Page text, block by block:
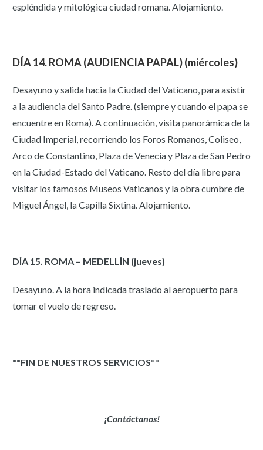
espléndida y mitológica ciudad romana. Alojamiento.
DÍA 14. ROMA (AUDIENCIA PAPAL) (miércoles)
Desayuno y salida hacia la Ciudad del Vaticano, para asistir
a la audiencia del Santo Padre. (siempre y cuando el papa se
encuentre en Roma). A continuación, visita panorámica de la
Ciudad Imperial, recorriendo los Foros Romanos, Coliseo,
Arco de Constantino, Plaza de Venecia y Plaza de San Pedro
en la Ciudad-Estado del Vaticano. Resto del día libre para
visitar los famosos Museos Vaticanos y la obra cumbre de
Miguel Ángel, la Capilla Sixtina. Alojamiento.
DÍA 15. ROMA – MEDELLÍN (jueves)
Desayuno. A la hora indicada traslado al aeropuerto para
tomar el vuelo de regreso.
**FIN DE NUESTROS SERVICIOS**
¡Contáctanos!